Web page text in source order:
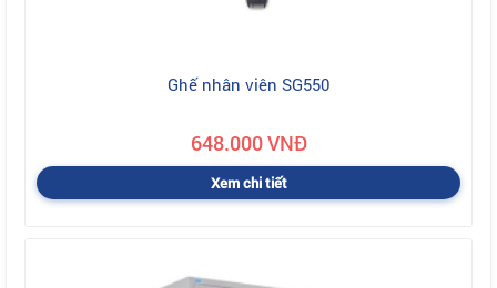
Ghế nhân viên SG550
648.000 VNĐ
Xem chi tiết